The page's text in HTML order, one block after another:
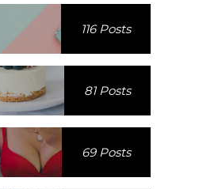
116 Posts
81 Posts
69 Posts